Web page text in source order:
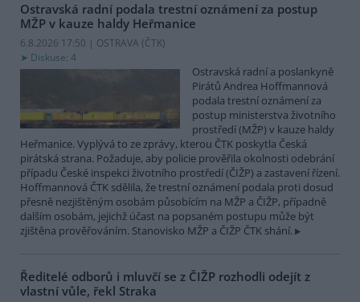
Ostravská radní podala trestní oznámení za postup
MŽP v kauze haldy Heřmanice
6.8.2026 17:50 | OSTRAVA (ČTK)
Diskuse: 4
Ostravská radní a poslankyně
Pirátů Andrea Hoffmannová
podala trestní oznámení za
postup ministerstva životního
prostředí (MŽP) v kauze haldy
Heřmanice. Vyplývá to ze zprávy, kterou ČTK poskytla Česká
pirátská strana. Požaduje, aby policie prověřila okolnosti odebrání
případu České inspekci životního prostředí (ČIŽP) a zastavení řízení.
Hoffmannová ČTK sdělila, že trestní oznámení podala proti dosud
přesně nezjištěným osobám působícím na MŽP a ČIŽP, případně
dalším osobám, jejichž účast na popsaném postupu může být
zjištěna prověřováním. Stanovisko MŽP a ČIŽP ČTK shání.
Ředitelé odborů i mluvčí se z ČIŽP rozhodli odejít z
vlastní vůle, řekl Straka